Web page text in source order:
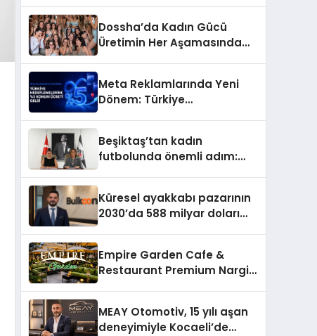
Dossha’da Kadın Gücü
Üretimin Her Aşamasında
Meta Reklamlarında Yeni
Dönem: Türkiye
Beşiktaş’tan kadın
futbolunda önemli adım:
Gündoğdu kulüp hafızasını
geleceğe taşıyacak
Küresel ayakkabı pazarının
2030’da 588 milyar doları
Empire Garden Cafe &
Restaurant Premium Nargile
MEAY Otomotiv, 15 yılı aşan
deneyimiyle Kocaeli’de